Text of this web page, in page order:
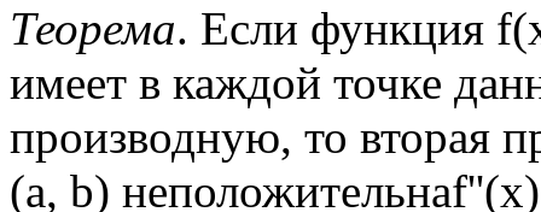
Теорема. Если функция
имеет в каждой точке
производную, то вторая
(а, b)